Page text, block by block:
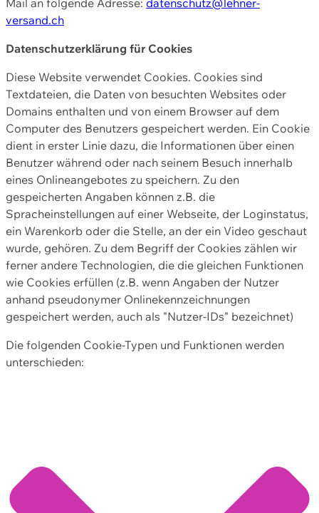
versand.ch
Datenschutzerklärung für Cookies
Diese Website verwendet Cookies. Cookies sind
Textdateien, die Daten von besuchten Websites oder
Domains enthalten und von einem Browser auf dem
Computer des Benutzers gespeichert werden. Ein Cookie
dient in erster Linie dazu, die Informationen über einen
Benutzer während oder nach seinem Besuch innerhalb
eines Onlineangebotes zu speichern. Zu den
gespeicherten Angaben können z.B. die
Spracheinstellungen auf einer Webseite, der Loginstatus,
ein Warenkorb oder die Stelle, an der ein Video geschaut
wurde, gehören. Zu dem Begriff der Cookies zählen wir
ferner andere Technologien, die die gleichen Funktionen
wie Cookies erfüllen (z.B. wenn Angaben der Nutzer
anhand pseudonymer Onlinekennzeichnungen
gespeichert werden, auch als "Nutzer-IDs" bezeichnet)
Die folgenden Cookie-Typen und Funktionen werden
unterschieden: